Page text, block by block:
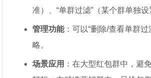
准）、“单群过滤”（某个群单独设
管理功能：可以“删除/查看单群
略。
场景应用 ：在大型红包群中，避